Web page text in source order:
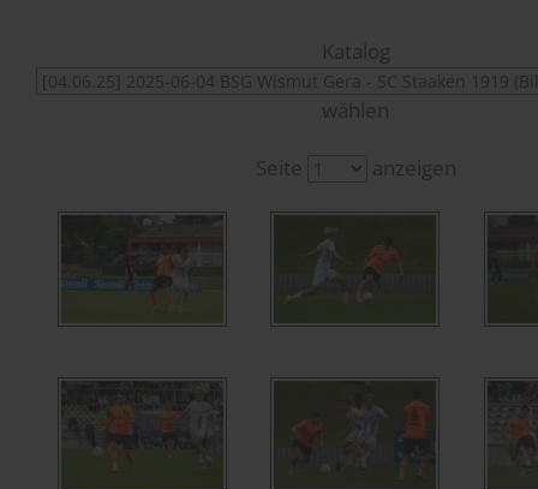
Katalog
wählen
Seite
anzeigen